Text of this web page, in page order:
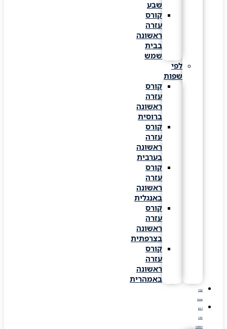
קורס
עזרה
ראשונה
בבית
שמש
לפי
שפות
קורס
עזרה
ראשונה
ברוסית
קורס
עזרה
ראשונה
בערבית
קורס
עזרה
ראשונה
באנגלית
קורס
עזרה
ראשונה
בצרפתית
קורס
עזרה
ראשונה
באמהרית